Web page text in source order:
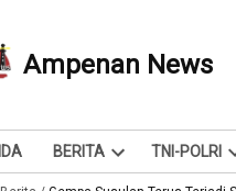
Ampenan News
Berita dan Info
BERITA
Open
TNI-POLRI